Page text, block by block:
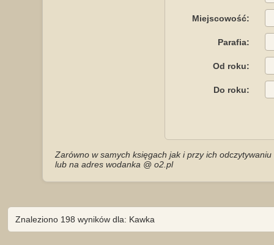
Miejscowość:
Parafia:
Od roku:
Do roku:
Zarówno w samych księgach jak i przy ich
lub na adres wodanka @ o2.pl
Znaleziono 198 wyników dla: Kawka